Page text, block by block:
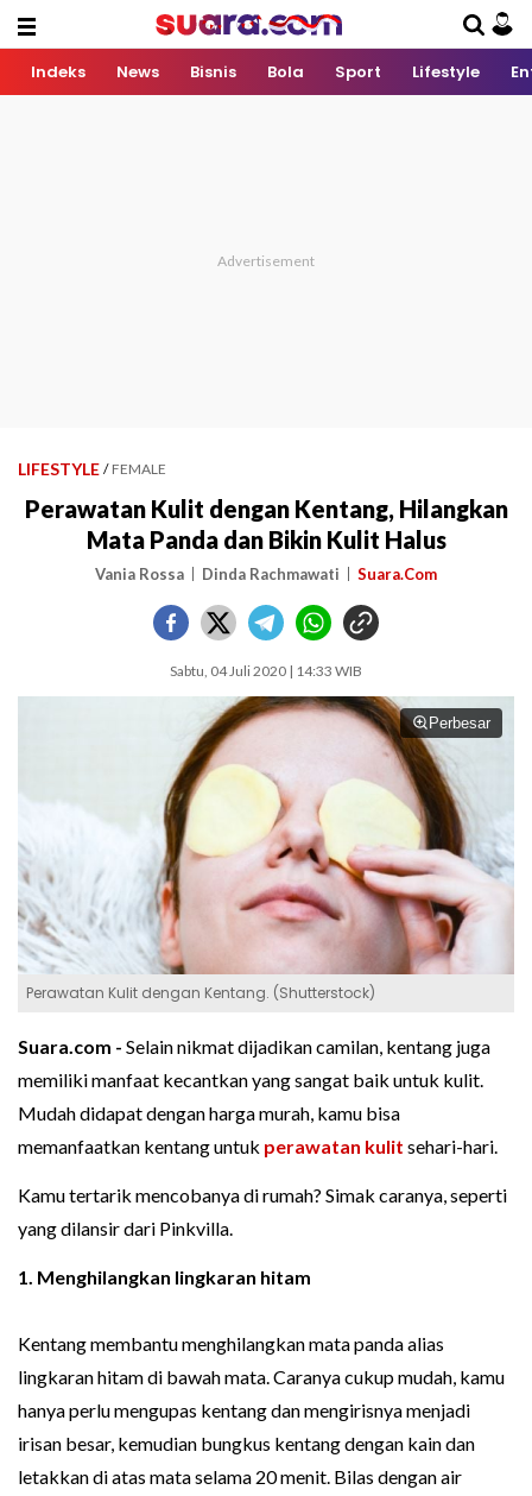
Indeks News Bisnis Bola Sport Lifestyle
LIFESTYLE / FEMALE
Perawatan Kulit dengan Kentang, Hilangkan
Mata Panda dan Bikin Kulit Halus
Vania Rossa Dinda Rachmawati Suara.Com
Sabtu, 04 Juli 2020 | 14:33 WIB
Perbesar
Perawatan Kulit dengan Kentang. (Shutterstock)
Suara.com - Selain nikmat dijadikan camilan, kentang juga
memiliki manfaat kecantkan yang sangat baik untuk kulit.
Mudah didapat dengan harga murah, kamu bisa
memanfaatkan kentang untuk perawatan kulit sehari-hari.
Kamu tertarik mencobanya di rumah? Simak caranya, seperti
yang dilansir dari Pinkvilla.
1. Menghilangkan lingkaran hitam
Kentang membantu menghilangkan mata panda alias
lingkaran hitam di bawah mata. Caranya cukup mudah, kamu
hanya perlu mengupas kentang dan mengirisnya menjadi
irisan besar, kemudian bungkus kentang dengan kain dan
letakkan di atas mata selama 20 menit. Bilas dengan air